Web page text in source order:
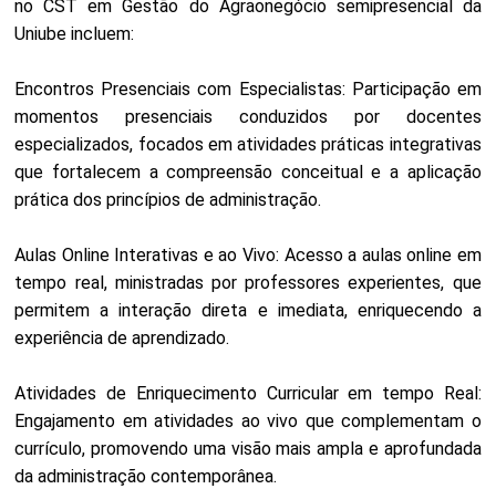
no CST em Gestão do Agraonegócio semipresencial da
Uniube incluem:
Encontros Presenciais com Especialistas: Participação em
momentos presenciais conduzidos por docentes
especializados, focados em atividades práticas integrativas
que fortalecem a compreensão conceitual e a aplicação
prática dos princípios de administração.
Aulas Online Interativas e ao Vivo: Acesso a aulas online em
tempo real, ministradas por professores experientes, que
permitem a interação direta e imediata, enriquecendo a
experiência de aprendizado.
Atividades de Enriquecimento Curricular em tempo Real:
Engajamento em atividades ao vivo que complementam o
currículo, promovendo uma visão mais ampla e aprofundada
da administração contemporânea.